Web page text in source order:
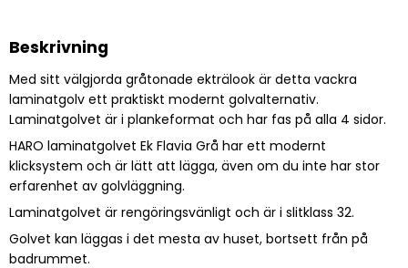
Beskrivning
Med sitt välgjorda gråtonade ekträlook är detta vackra
laminatgolv ett praktiskt modernt golvalternativ.
Laminatgolvet är i plankeformat och har fas på alla 4 sidor.
HARO laminatgolvet Ek Flavia Grå har ett modernt
klicksystem och är lätt att lägga, även om du inte har stor
erfarenhet av golvläggning.
Laminatgolvet är rengöringsvänligt och är i slitklass 32.
Golvet kan läggas i det mesta av huset, bortsett från på
badrummet.